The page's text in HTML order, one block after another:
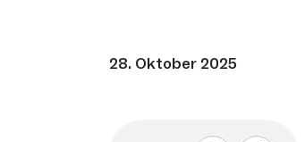
28. Oktober 2025